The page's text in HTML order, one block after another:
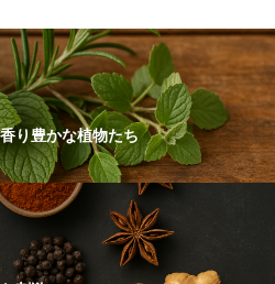
り豊かな植物たち